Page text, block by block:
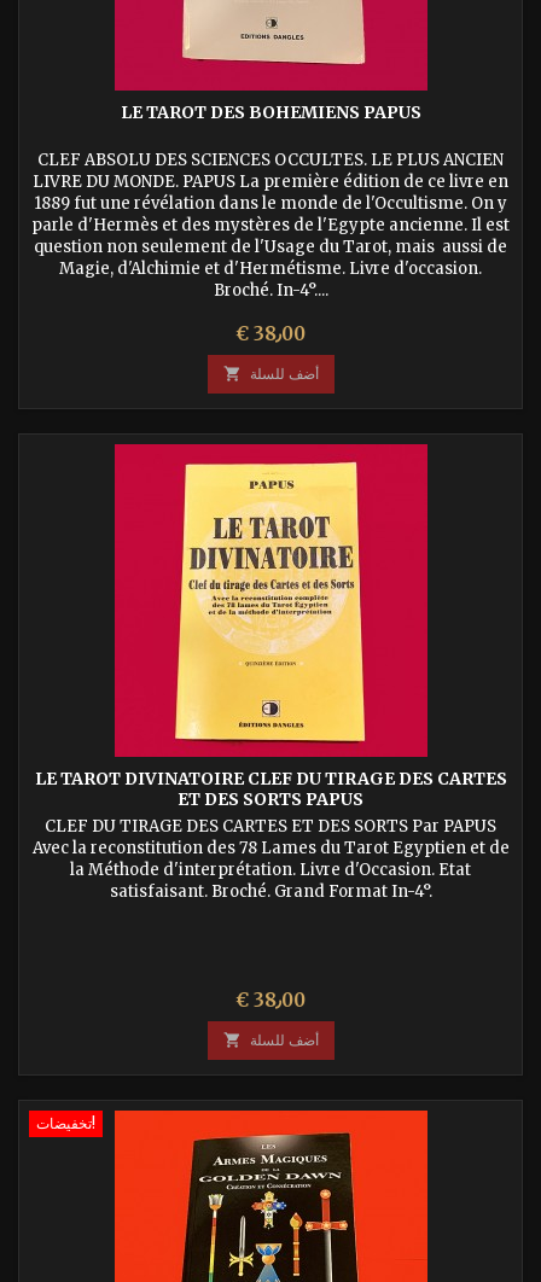
LE TAROT DES BOHEMIENS PAPUS
CLEF ABSOLU DES SCIENCES OCCULTES. LE PLUS ANCIEN
LIVRE DU MONDE. PAPUS La première édition de ce livre en
1889 fut une révélation dans le monde de l'Occultisme. On y
parle d'Hermès et des mystères de l'Egypte ancienne. Il est
question non seulement de l'Usage du Tarot, mais aussi de
Magie, d'Alchimie et d'Hermétisme. Livre d'occasion.
Broché. In-4°....
السعر€ 38٫00
 أضف للسلة
LE TAROT DIVINATOIRE CLEF DU TIRAGE DES CARTES
ET DES SORTS PAPUS
CLEF DU TIRAGE DES CARTES ET DES SORTS Par PAPUS
Avec la reconstitution des 78 Lames du Tarot Egyptien et de
la Méthode d'interprétation. Livre d'Occasion. Etat
satisfaisant. Broché. Grand Format In-4°.
السعر€ 38٫00
 أضف للسلة
تخفيضات!